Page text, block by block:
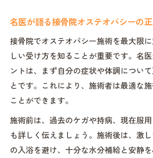
名医が語る接骨院オステオパシーの
接骨院でオステオパシー施術を最大限
しい受け方を知ることが重要です。名
ントは、まず自分の症状や体調につい
とです。これにより、施術者は最適な
ことができます。
施術前は、過去のケガや持病、現在服
も詳しく伝えましょう。施術後は、激
の入浴を避け、十分な水分補給と安静